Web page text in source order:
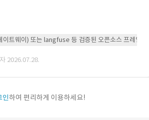
트웨이) 또는 langfuse 등 검증된 오픈소스 프레임워
2026.07.28.
인하여 편리하게 이용하세요!